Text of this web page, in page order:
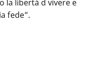
la libertà d vivere e
fede”.